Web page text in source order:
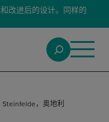
改进后的设计。同样的
Steinfelde，奥地利